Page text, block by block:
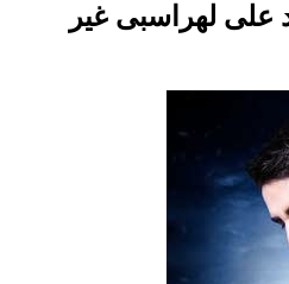
علی لهراسبی غیر